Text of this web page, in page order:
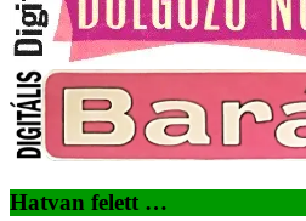
Hatvan felett …